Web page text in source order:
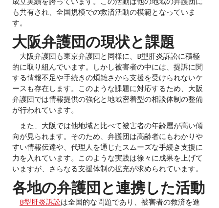
も共有され、全国規模での救済活動の模範となっていま
す。
大阪弁護団の現状と課題
大阪弁護団も東京弁護団と同様に、B型肝炎訴訟に積極
的に取り組んでいます。しかし被害者の中には、提訴に関
する情報不足や手続きの煩雑さから支援を受けられないケ
ースも存在します。このような課題に対応するため、大阪
弁護団では情報提供の強化と地域密着型の相談体制の整備
が行われています。
また、大阪では他地域と比べて被害者の年齢層が高い傾
向が見られます。そのため、弁護団は高齢者にもわかりや
すい情報伝達や、代理人を通じたスムーズな手続き支援に
力を入れています。このような実践は徐々に成果を上げて
いますが、さらなる支援体制の拡充が求められています。
各地の弁護団と連携した活動
B型肝炎訴訟は全国的な問題であり、被害者の救済を進